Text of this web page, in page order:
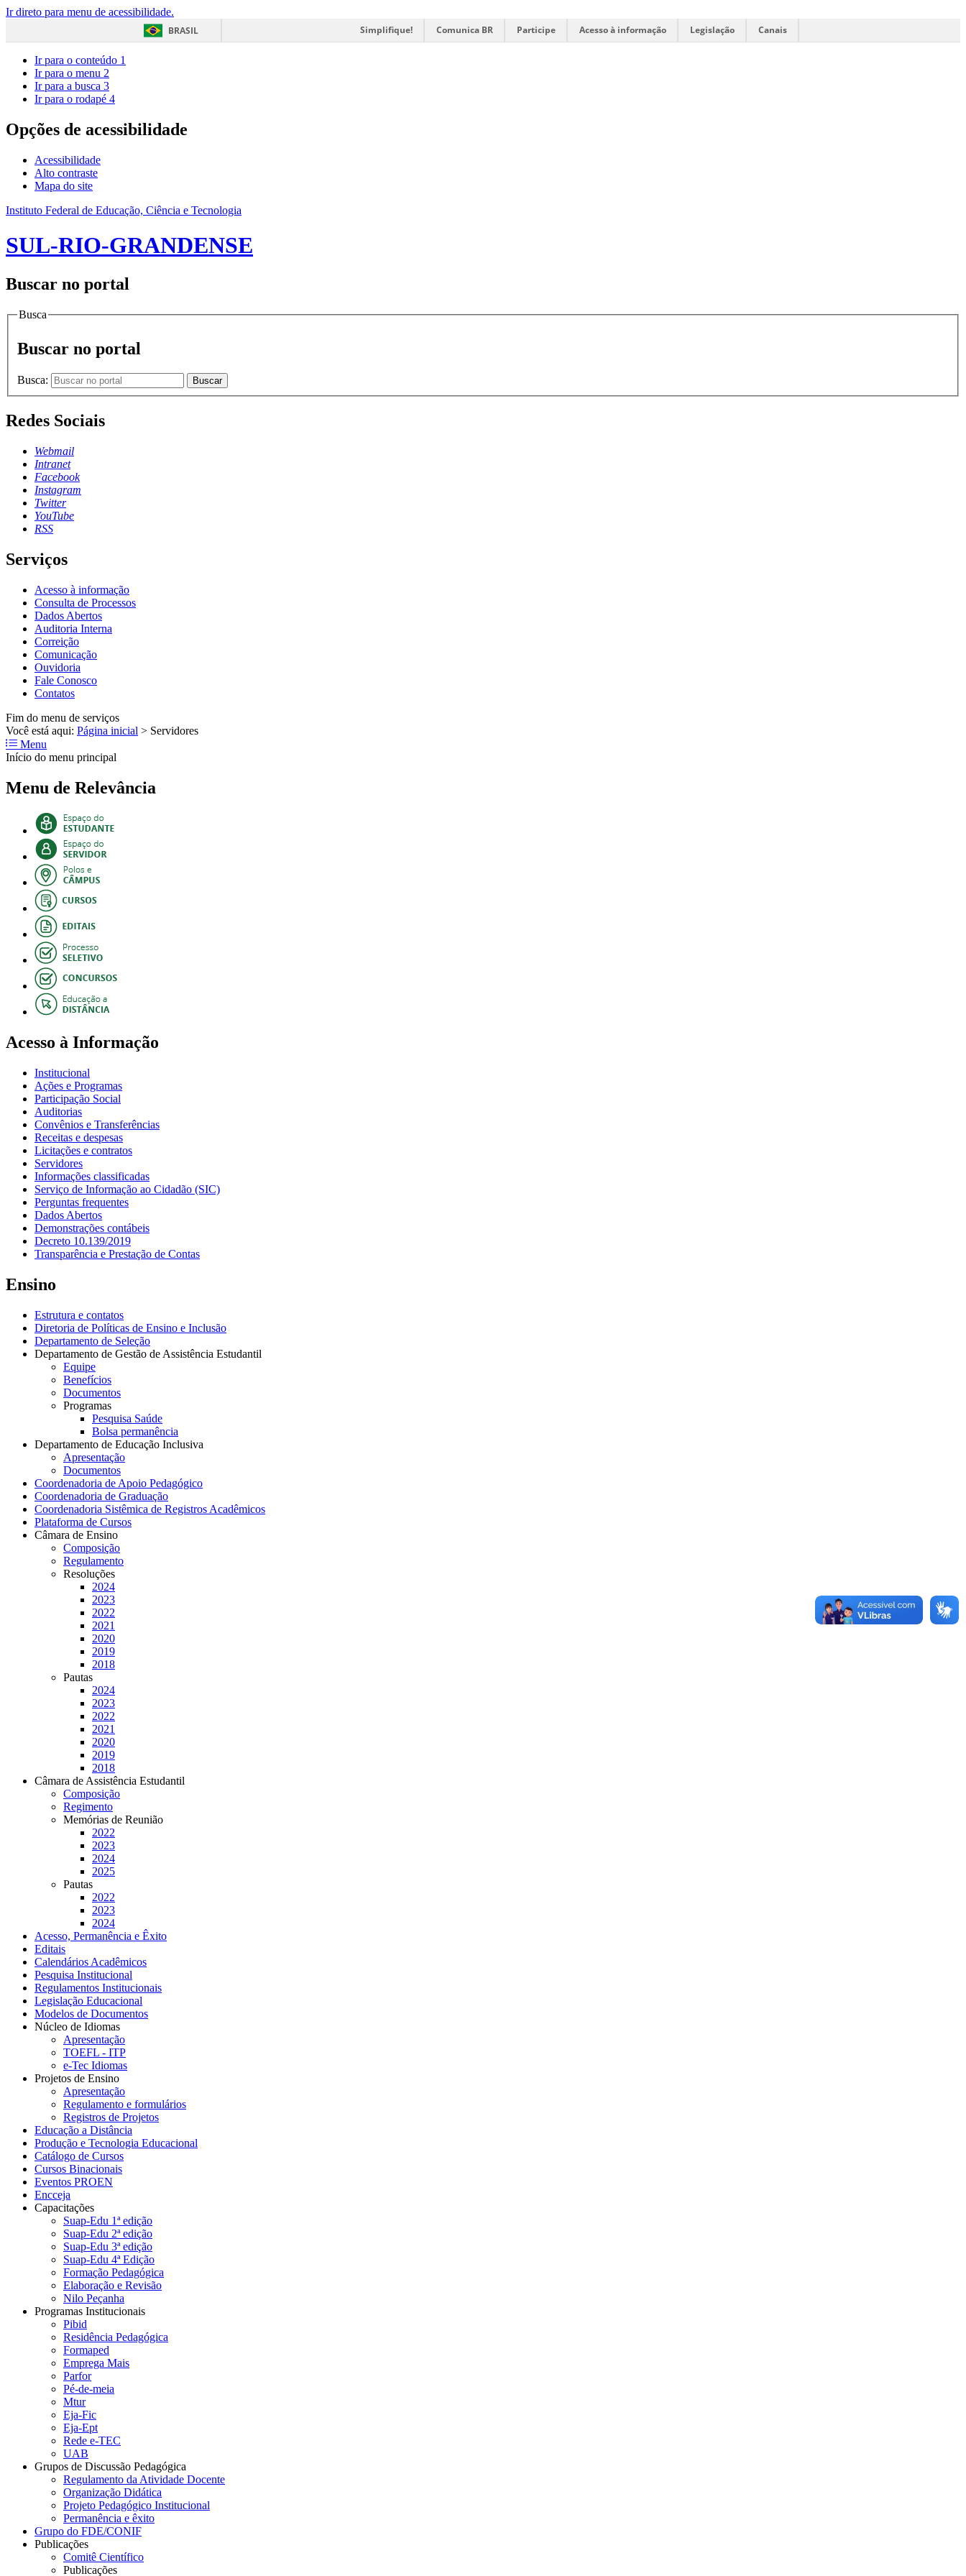
Ir direto para menu de acessibilidade.
BRASIL
Simplifique! Comunica BR Participe Acesso à informação Legislação Canais
Ir para o conteúdo 1
Ir para o menu 2
Ir para a busca 3
Ir para o rodapé 4
Opções de acessibilidade
Acessibilidade
Alto contraste
Mapa do site
Instituto Federal de Educação, Ciência e Tecnologia
SUL-RIO-GRANDENSE
Buscar no portal
Busca
Buscar no portal
Busca: Buscar
Redes Sociais
Webmail
Intranet
Facebook
Instagram
Twitter
YouTube
RSS
Serviços
Acesso à informação
Consulta de Processos
Dados Abertos
Auditoria Interna
Correição
Comunicação
Ouvidoria
Fale Conosco
Contatos
Fim do menu de serviços
Você está aqui: Página inicial > Servidores
Menu
Início do menu principal
Menu de Relevância
Acesso à Informação
Institucional
Ações e Programas
Participação Social
Auditorias
Convênios e Transferências
Receitas e despesas
Licitações e contratos
Servidores
Informações classificadas
Serviço de Informação ao Cidadão (SIC)
Perguntas frequentes
Dados Abertos
Demonstrações contábeis
Decreto 10.139/2019
Transparência e Prestação de Contas
Ensino
Estrutura e contatos
Diretoria de Políticas de Ensino e Inclusão
Departamento de Seleção
Departamento de Gestão de Assistência Estudantil
Equipe
Benefícios
Documentos
Programas
Pesquisa Saúde
Bolsa permanência
Departamento de Educação Inclusiva
Apresentação
Documentos
Coordenadoria de Apoio Pedagógico
Coordenadoria de Graduação
Coordenadoria Sistêmica de Registros Acadêmicos
Plataforma de Cursos
Câmara de Ensino
Composição
Regulamento
Resoluções
2024
2023
2022
2021
2020
2019
2018
Pautas
2024
2023
2022
2021
2020
2019
2018
Câmara de Assistência Estudantil
Composição
Regimento
Memórias de Reunião
2022
2023
2024
2025
Pautas
2022
2023
2024
Acesso, Permanência e Êxito
Editais
Calendários Acadêmicos
Pesquisa Institucional
Regulamentos Institucionais
Legislação Educacional
Modelos de Documentos
Núcleo de Idiomas
Apresentação
TOEFL - ITP
e-Tec Idiomas
Projetos de Ensino
Apresentação
Regulamento e formulários
Registros de Projetos
Educação a Distância
Produção e Tecnologia Educacional
Catálogo de Cursos
Cursos Binacionais
Eventos PROEN
Encceja
Capacitações
Suap-Edu 1ª edição
Suap-Edu 2ª edição
Suap-Edu 3ª edição
Suap-Edu 4ª Edição
Formação Pedagógica
Elaboração e Revisão
Nilo Peçanha
Programas Institucionais
Pibid
Residência Pedagógica
Formaped
Emprega Mais
Parfor
Pé-de-meia
Mtur
Eja-Fic
Eja-Ept
Rede e-TEC
UAB
Grupos de Discussão Pedagógica
Regulamento da Atividade Docente
Organização Didática
Projeto Pedagógico Institucional
Permanência e êxito
Grupo do FDE/CONIF
Publicações
Comitê Científico
Publicações